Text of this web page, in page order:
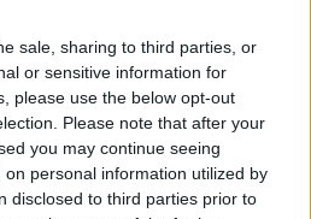
sale, sharing to third parties, or
or sensitive information for
please use the below opt-out
Please note that after your
you may continue seeing
personal information utilized by
disclosed to third parties prior to
από το Παρίσι για τους
Κράνος και γιλέκο,
πρόστιμα
στη Νιγηρία